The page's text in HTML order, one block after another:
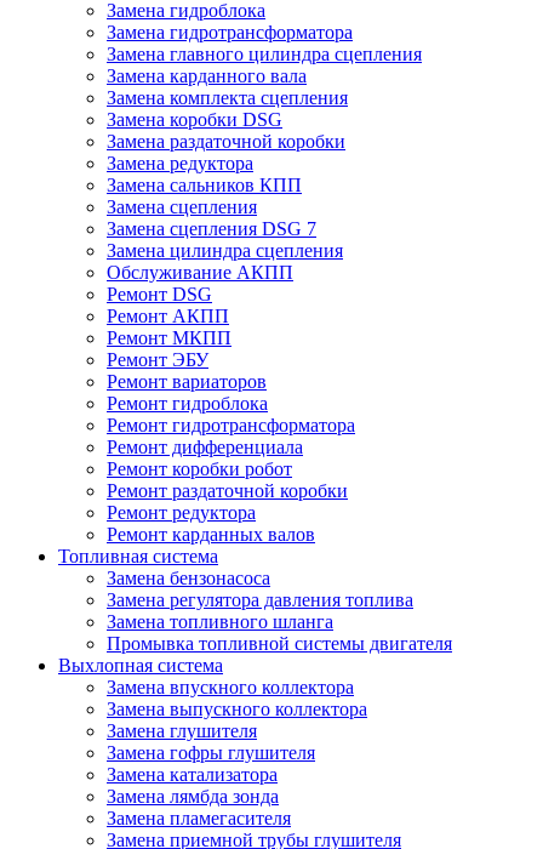
Замена гидроблока
Замена гидротрансформатора
Замена главного цилиндра сцепления
Замена карданного вала
Замена комплекта сцепления
Замена коробки DSG
Замена раздаточной коробки
Замена редуктора
Замена сальников КПП
Замена сцепления
Замена сцепления DSG 7
Замена цилиндра сцепления
Обслуживание АКПП
Ремонт DSG
Ремонт АКПП
Ремонт МКПП
Ремонт ЭБУ
Ремонт вариаторов
Ремонт гидроблока
Ремонт гидротрансформатора
Ремонт дифференциала
Ремонт коробки робот
Ремонт раздаточной коробки
Ремонт редуктора
Ремонт карданных валов
Топливная система
Замена бензонасоса
Замена регулятора давления топлива
Замена топливного шланга
Промывка топливной системы двигателя
Выхлопная система
Замена впускного коллектора
Замена выпускного коллектора
Замена глушителя
Замена гофры глушителя
Замена катализатора
Замена лямбда зонда
Замена пламегасителя
Замена приемной трубы глушителя